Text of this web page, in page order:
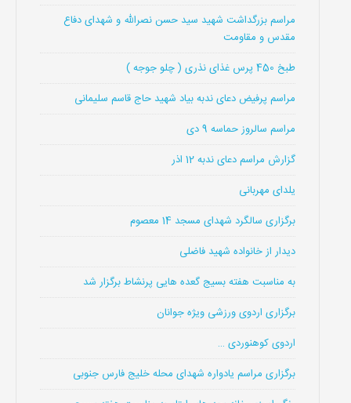
مراسم بزرگداشت شهید سید حسن نصرالله و شهدای دفاع
مقدس و مقاومت
طبخ 450 پرس غذای نذری ( چلو جوجه )
مراسم پرفیض دعای ندبه بیاد شهید حاج قاسم سلیمانی
مراسم سالروز حماسه 9 دی
گزارش مراسم دعای ندبه 12 اذر
یلدای مهربانی
برگزاری سالگرد شهدای مسجد 14 معصوم
دیدار از خانواده شهید فاضلی
به مناسبت هفته بسیج گعده هایی پرنشاط برگزار شد
برگزاری اردوی ورزشی ویژه جوانان
اردوی کوهنوردی …
برگزاری مراسم یادواره شهدای محله خلیج فارس جنوبی